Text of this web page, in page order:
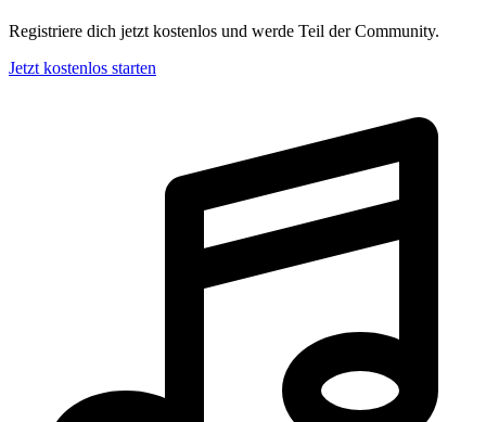
Registriere dich jetzt kostenlos und werde Teil der Community.
Jetzt kostenlos starten